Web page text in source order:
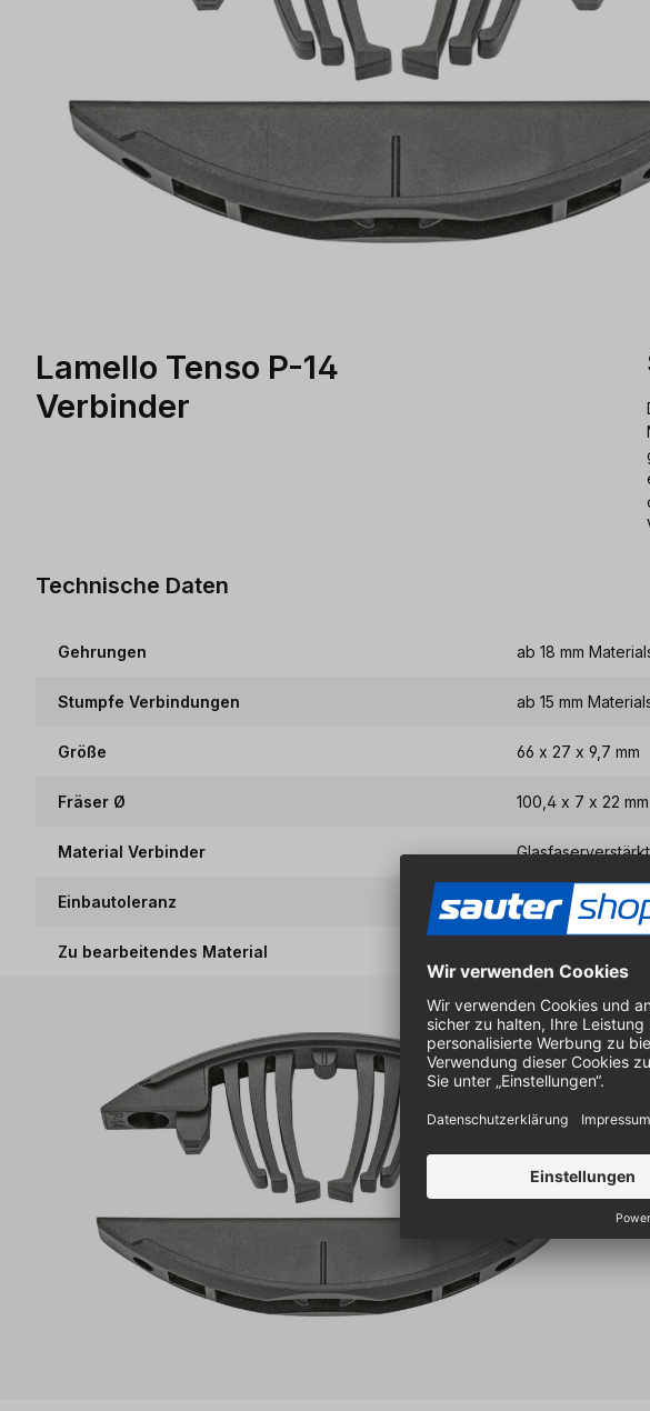
Lamello Tenso P-14
Verbinder
Technische Daten
Gehrungen ab 18 mm
Stumpfe Verbindungen ab 15 mm
Größe 66 x 27 x 9,7 mm
Fräser Ø 100,4 x 7 x 22 mm
Material Verbinder
Einbautoleranz Längs ± 1 mm/
Zu bearbeitendes Material